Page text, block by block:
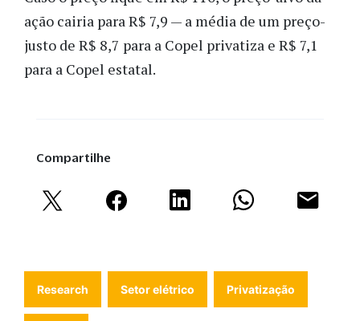
ação cairia para R$ 7,9 — a média de um preço-
justo de R$ 8,7 para a Copel privatiza e R$ 7,1
para a Copel estatal.
Compartilhe
Research Setor elétrico Privatização